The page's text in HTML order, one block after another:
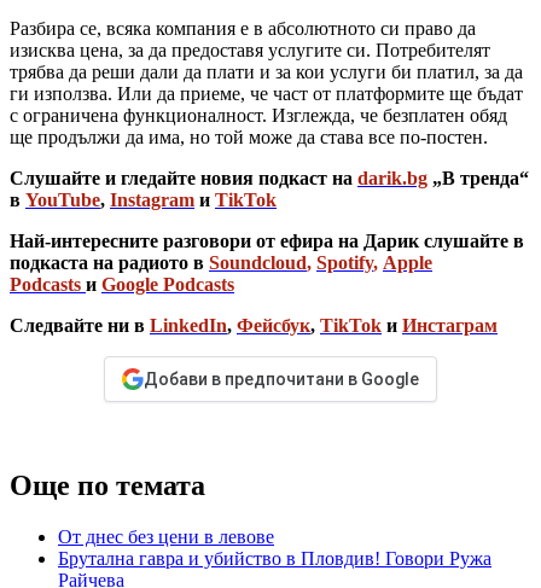
Разбира се, всяка компания е в абсолютното си право да
изисква цена, за да предоставя услугите си. Потребителят
трябва да реши дали да плати и за кои услуги би платил, за да
ги използва. Или да приеме, че част от платформите ще бъдат
с ограничена функционалност. Изглежда, че безплатен обяд
ще продължи да има, но той може да става все по-постен.
Слушайте и гледайте новия подкаст на darik.bg „В тренда“
в YouTube, Instagram и TikTok
Най-интересните разговори от ефира на Дарик слушайте в
подкаста на радиото в Soundcloud, Spotify, Apple
Podcasts и Google Podcasts
Следвайте ни в LinkedIn, Фейсбук, TikTok и Инстаграм
Добави в предпочитани в Google
Още по темата
От днес без цени в левове
Брутална гавра и убийство в Пловдив! Говори Ружа
Райчева